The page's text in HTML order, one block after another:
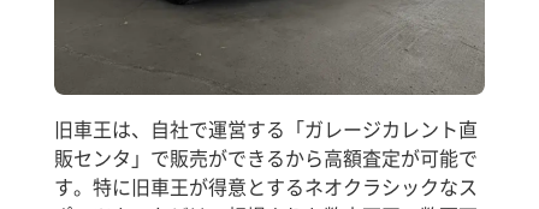
旧車王は、自社で運営する「ガレージカレント直
販センタ」で販売ができるから高額査定が可能で
す。特に旧車王が得意とするネオクラシックなス